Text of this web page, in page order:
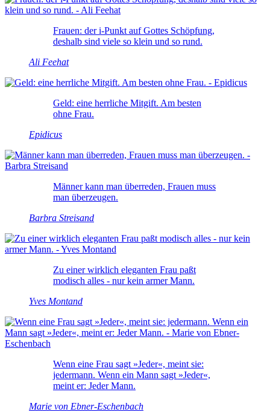
Frauen: der i-Punkt auf Gottes Schöpfung,
deshalb sind viele so klein und so rund.
Ali Feehat
Geld: eine herrliche Mitgift. Am besten
ohne Frau.
Epidicus
Männer kann man überreden, Frauen muss
man überzeugen.
Barbra Streisand
Zu einer wirklich eleganten Frau paßt
modisch alles - nur kein armer Mann.
Yves Montand
Wenn eine Frau sagt »Jeder«, meint sie:
jedermann. Wenn ein Mann sagt »Jeder«,
meint er: Jeder Mann.
Marie von Ebner-Eschenbach